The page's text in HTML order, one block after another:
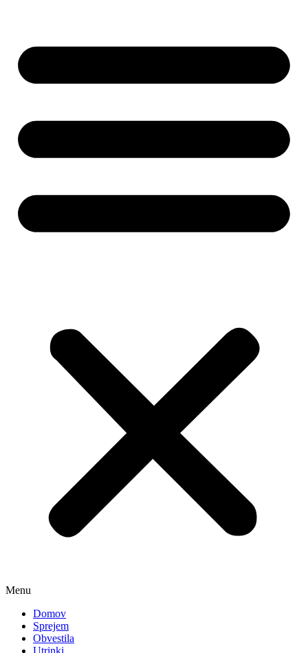
Menu
Domov
Sprejem
Obvestila
Utrinki